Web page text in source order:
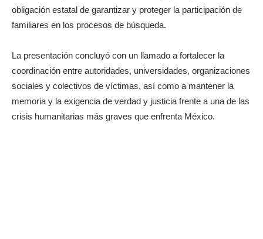
obligación estatal de garantizar y proteger la participación de
familiares en los procesos de búsqueda.
La presentación concluyó con un llamado a fortalecer la
coordinación entre autoridades, universidades, organizaciones
sociales y colectivos de víctimas, así como a mantener la
memoria y la exigencia de verdad y justicia frente a una de las
crisis humanitarias más graves que enfrenta México.